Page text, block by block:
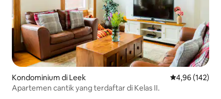
Kondominium di Leek Nilai rata-rata
4,96 (142)
Apartemen cantik yang terdaftar di Kelas II.